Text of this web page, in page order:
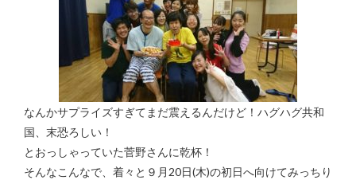
なんかサプライズすぎてまだ震えるんだけど！ハグハグ共和
国、末恐ろしい！
とおっしゃっていた菅野さんに乾杯！
そんなこんなで、着々と９月20日(木)の初日へ向けてみっちり